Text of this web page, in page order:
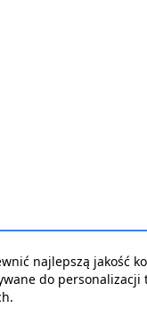
najlepszą jakość
do personalizacji